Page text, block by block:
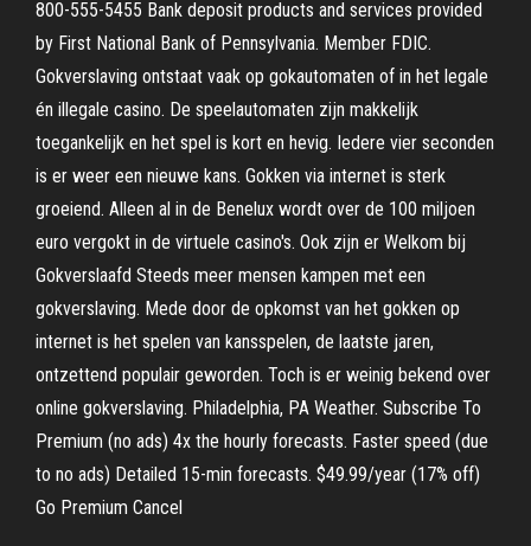
800-555-5455 Bank deposit products and services provided
by First National Bank of Pennsylvania. Member FDIC.
Gokverslaving ontstaat vaak op gokautomaten of in het legale
én illegale casino. De speelautomaten zijn makkelijk
toegankelijk en het spel is kort en hevig. Iedere vier seconden
is er weer een nieuwe kans. Gokken via internet is sterk
groeiend. Alleen al in de Benelux wordt over de 100 miljoen
euro vergokt in de virtuele casino's. Ook zijn er Welkom bij
Gokverslaafd Steeds meer mensen kampen met een
gokverslaving. Mede door de opkomst van het gokken op
internet is het spelen van kansspelen, de laatste jaren,
ontzettend populair geworden. Toch is er weinig bekend over
online gokverslaving. Philadelphia, PA Weather. Subscribe To
Premium (no ads) 4x the hourly forecasts. Faster speed (due
to no ads) Detailed 15-min forecasts. $49.99/year (17% off)
Go Premium Cancel